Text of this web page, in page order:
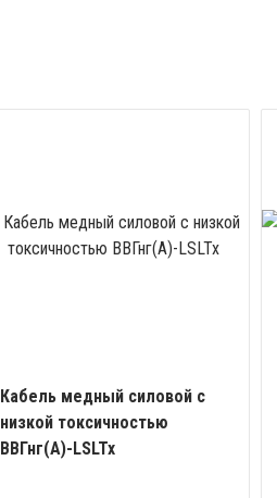
Кабель медный силовой с
низкой токсичностью
ВВГнг(А)-LSLTx